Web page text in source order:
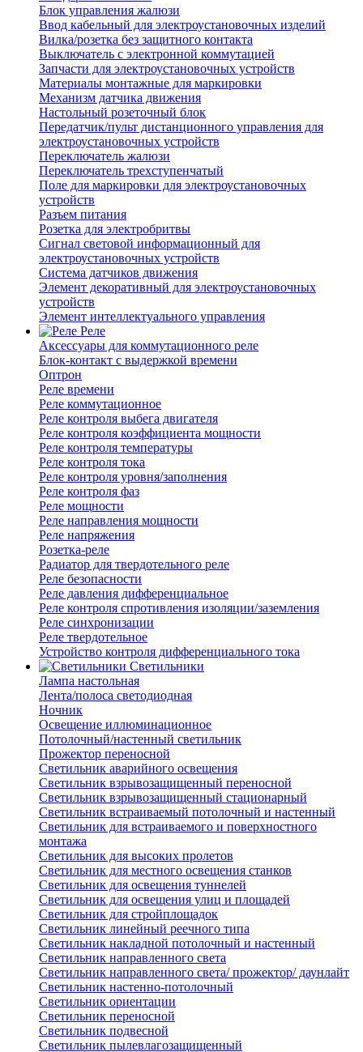
Блок управления жалюзи
Ввод кабельный для электроустановочных изделий
Вилка/розетка без защитного контакта
Выключатель с электронной коммутацией
Запчасти для электроустановочных устройств
Материалы монтажные для маркировки
Механизм датчика движения
Настольный розеточный блок
Передатчик/пульт дистанционного управления для
электроустановочных устройств
Переключатель жалюзи
Переключатель трехступенчатый
Поле для маркировки для электроустановочных
устройств
Разъем питания
Розетка для электробритвы
Сигнал световой информационный для
электроустановочных устройств
Система датчиков движения
Элемент декоративный для электроустановочных
устройств
Элемент интеллектуального управления
Реле
Аксессуары для коммутационного реле
Блок-контакт с выдержкой времени
Оптрон
Реле времени
Реле коммутационное
Реле контроля выбега двигателя
Реле контроля коэффициента мощности
Реле контроля температуры
Реле контроля тока
Реле контроля уровня/заполнения
Реле контроля фаз
Реле мощности
Реле направления мощности
Реле напряжения
Розетка-реле
Радиатор для твердотельного реле
Реле безопасности
Реле давления дифференциальное
Реле контроля спротивления изоляции/заземления
Реле синхронизации
Реле твердотельное
Устройство контроля дифференциального тока
Светильники
Лампа настольная
Лента/полоса светодиодная
Ночник
Освещение иллюминационное
Потолочный/настенный светильник
Прожектор переносной
Светильник аварийного освещения
Светильник взрывозащищенный переносной
Светильник взрывозащищенный стационарный
Светильник встраиваемый потолочный и настенный
Светильник для встраиваемого и поверхностного
монтажа
Светильник для высоких пролетов
Светильник для местного освещения станков
Светильник для освещения туннелей
Светильник для освещения улиц и площадей
Светильник для стройплощадок
Светильник линейный реечного типа
Светильник накладной потолочный и настенный
Светильник направленного света
Светильник направленного света/ прожектор/ даунлайт
Светильник настенно-потолочный
Светильник ориентации
Светильник переносной
Светильник подвесной
Светильник пылевлагозащищенный